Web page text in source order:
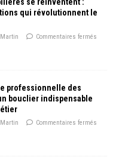
qui révolutionnent le
Commentaires fermés
professionnelle des
bouclier indispensable
Commentaires fermés